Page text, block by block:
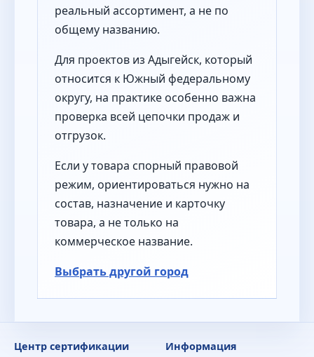
реальный ассортимент, а не по
общему названию.
Для проектов из Адыгейск, который
относится к Южный федеральному
округу, на практике особенно важна
проверка всей цепочки продаж и
отгрузок.
Если у товара спорный правовой
режим, ориентироваться нужно на
состав, назначение и карточку
товара, а не только на
коммерческое название.
Выбрать другой город
Центр сертификации
Информация